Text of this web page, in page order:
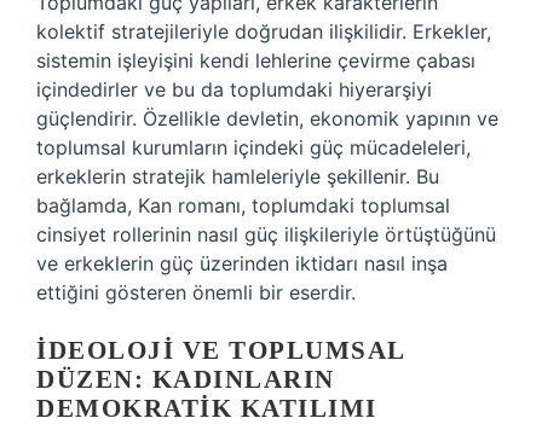
kolektif stratejileriyle doğrudan ilişkilidir. Erkekler,
sistemin işleyişini kendi lehlerine çevirme çabası
içindedirler ve bu da toplumdaki hiyerarşiyi
güçlendirir. Özellikle devletin, ekonomik yapının ve
toplumsal kurumların içindeki güç mücadeleleri,
erkeklerin stratejik hamleleriyle şekillenir. Bu
bağlamda, Kan romanı, toplumdaki toplumsal
cinsiyet rollerinin nasıl güç ilişkileriyle örtüştüğünü
ve erkeklerin güç üzerinden iktidarı nasıl inşa
ettiğini gösteren önemli bir eserdir.
İDEOLOJI VE TOPLUMSAL
DÜZEN: KADINLARIN
DEMOKRATIK KATILIMI